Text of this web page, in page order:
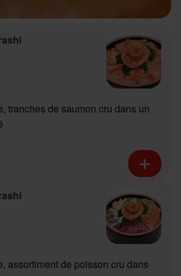
tranches de saumon cru dans un
assortiment de poisson cru dans